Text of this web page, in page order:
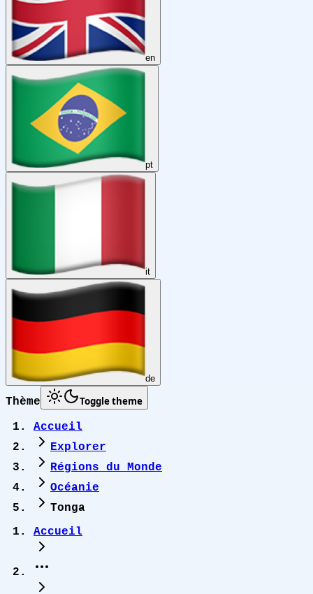
en
pt
it
de
Thème Toggle theme
Accueil
Explorer
Régions du Monde
Océanie
Tonga
Accueil